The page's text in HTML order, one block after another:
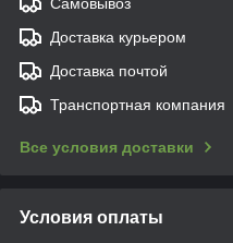
Доставка курьером
Доставка почтой
Транспортная компания
Все условия доставки
Условия оплаты